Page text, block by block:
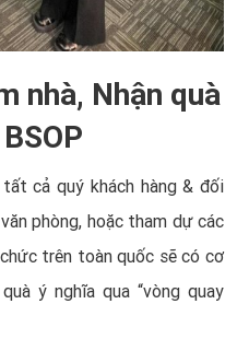
nhà, Nhận quà
cả quý khách hàng & đối
phòng, hoặc tham dự các
trên toàn quốc sẽ có cơ
ý nghĩa qua “vòng quay